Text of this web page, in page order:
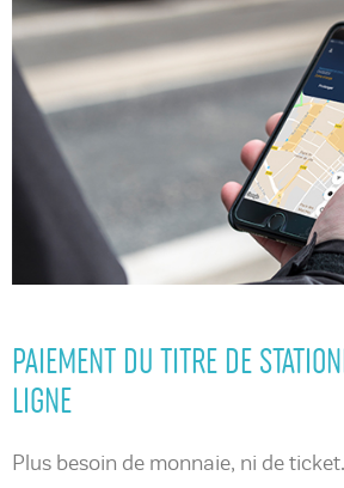
PAIEMENT DU TITRE DE
LIGNE
Plus besoin de monnaie, ni de